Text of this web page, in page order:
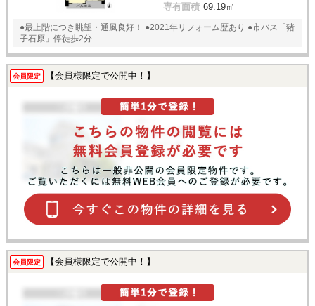
専有面積 69.19㎡
●最上階につき眺望・通風良好！ ●2021年リフォーム歴あり ●市バス「猪
子石原」停徒歩2分
会員限定 【会員様限定で公開中！】
会員限定 【会員様限定で公開中！】